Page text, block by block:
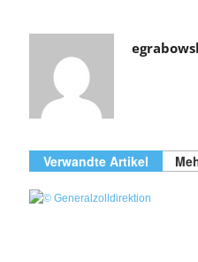
Verwandte Artikel